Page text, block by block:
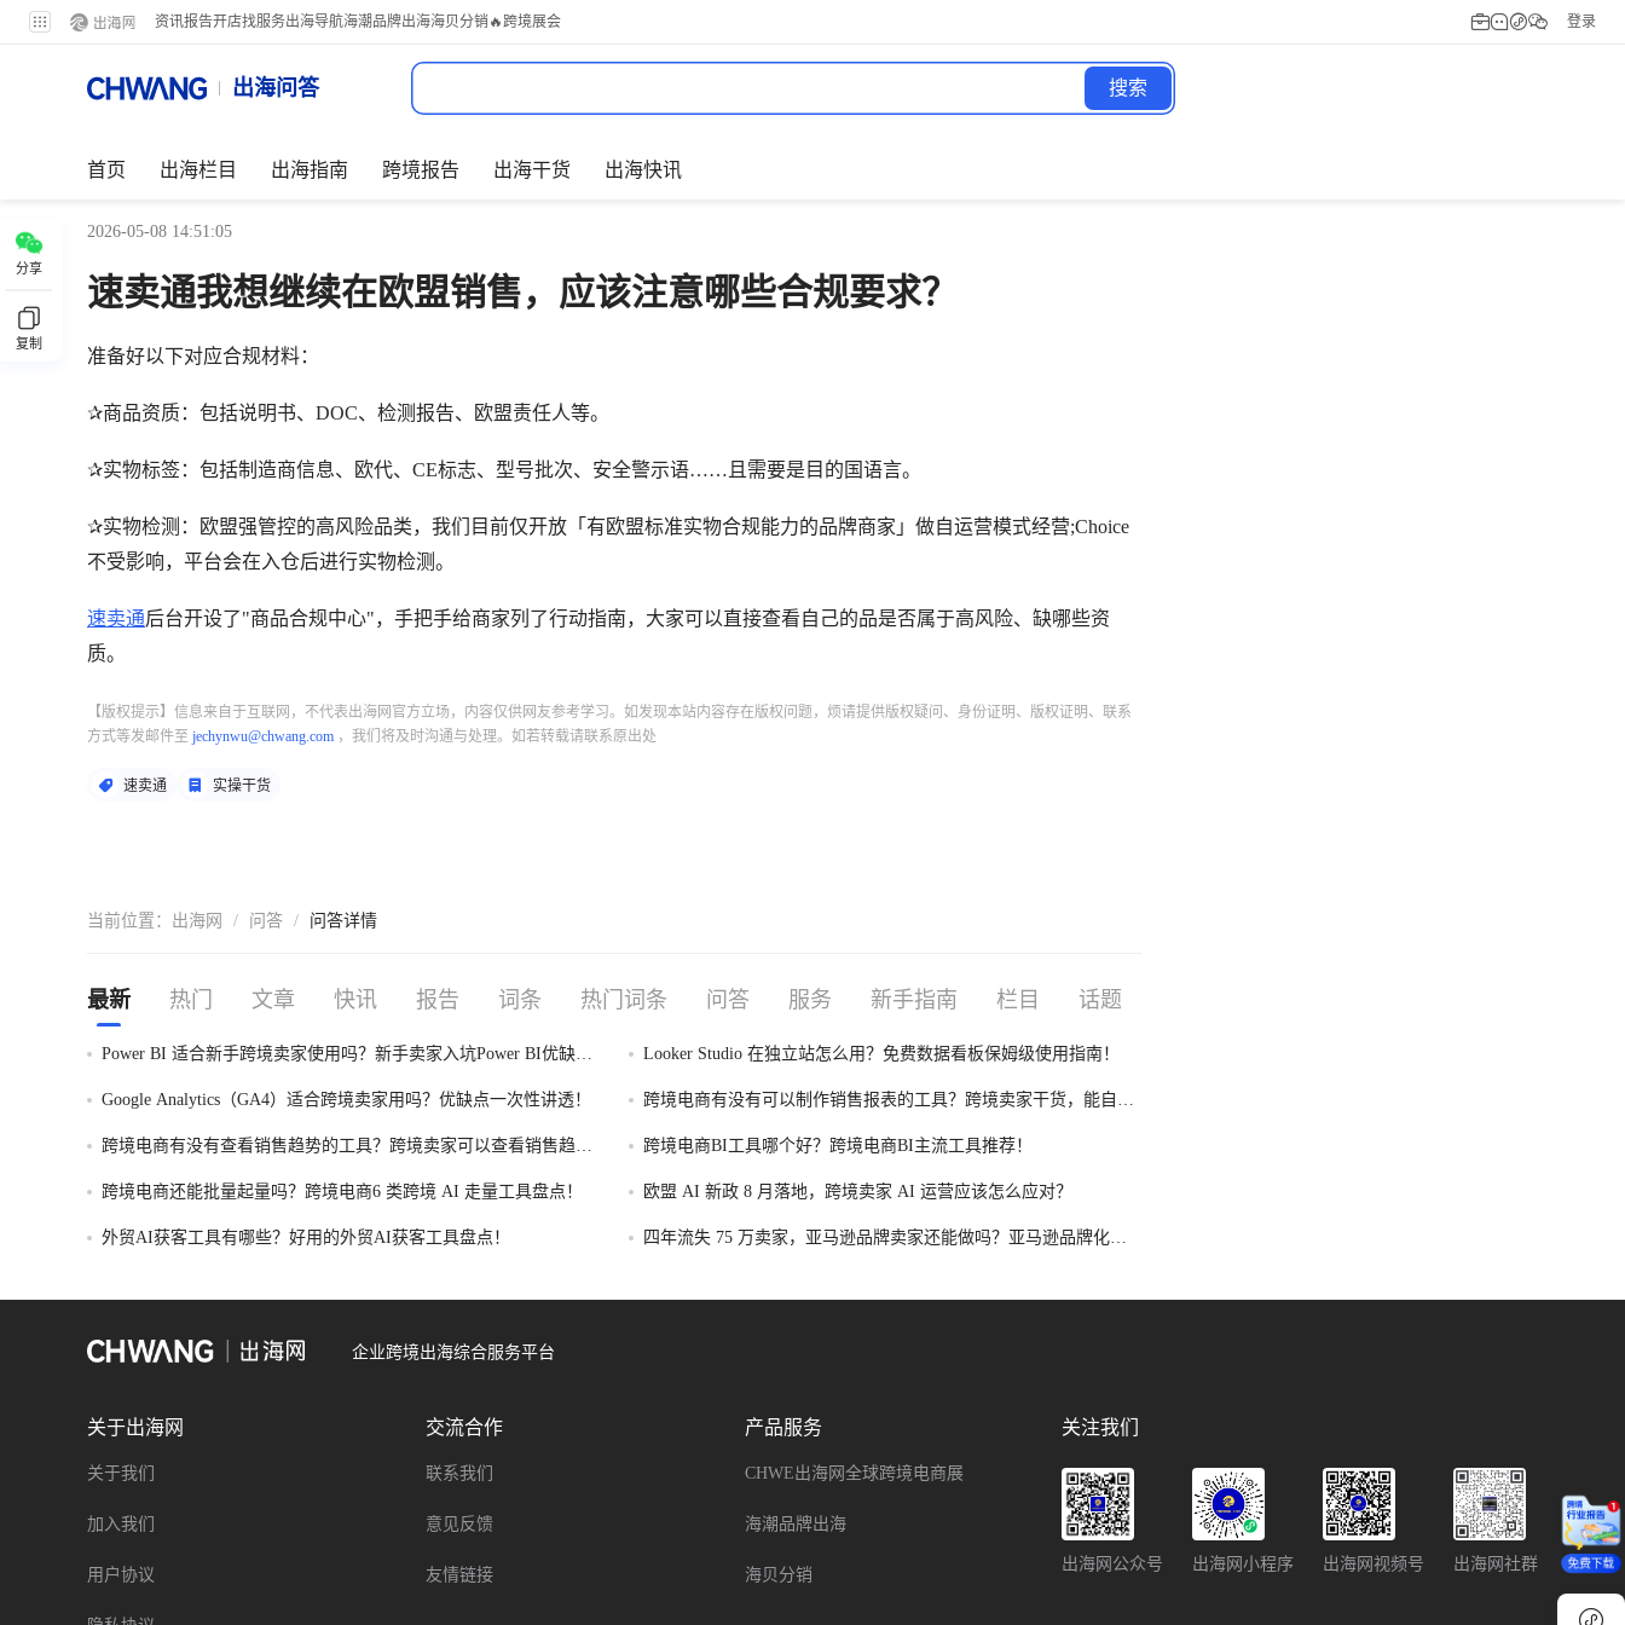
资讯报告开店找服务出海导航海潮品牌出海海贝分销 🔥跨境展会 登录
出海问答 搜索
首页 出海栏目 出海指南 跨境报告 出海干货 出海快讯
分享
复制
2026-05-08 14:51:05
速卖通我想继续在欧盟销售，应该注意哪些合规要求？
准备好以下对应合规材料：
✰商品资质：包括说明书、DOC、检测报告、欧盟责任人等。
✰实物标签：包括制造商信息、欧代、CE标志、型号批次、安全警示语……且需要是目的国语言。
✰实物检测：欧盟强管控的高风险品类，我们目前仅开放「有欧盟标准实物合规能力的品牌商家」做自运营模式经营;Choice
不受影响，平台会在入仓后进行实物检测。
速卖通后台开设了"商品合规中心"，手把手给商家列了行动指南，大家可以直接查看自己的品是否属于高风险、缺哪些资
质。
【版权提示】信息来自于互联网，不代表出海网官方立场，内容仅供网友参考学习。如发现本站内容存在版权问题，烦请提供版权疑问、身份证明、版权证明、联系
方式等发邮件至 jechynwu@chwang.com ，我们将及时沟通与处理。如若转载请联系原出处
速卖通 实操干货
当前位置： 出海网 / 问答 / 问答详情
最新 热门 文章 快讯 报告 词条 热门词条 问答 服务 新手指南 栏目 话题
Power BI 适合新手跨境卖家使用吗？新手卖家入坑Power BI优缺点
Looker Studio 在独立站怎么用？免费数据看板保姆级使用指南！
Google Analytics（GA4）适合跨境卖家用吗？优缺点一次性讲透！
跨境电商有没有可以制作销售报表的工具？跨境卖家干货，能自动
跨境电商有没有查看销售趋势的工具？跨境卖家可以查看销售趋势
跨境电商BI工具哪个好？跨境电商BI主流工具推荐！
跨境电商还能批量起量吗？跨境电商6 类跨境 AI 走量工具盘点！ 欧盟 AI 新政 8 月落地，跨境卖家 AI 运营应该怎么应对？
外贸AI获客工具有哪些？好用的外贸AI获客工具盘点！
四年流失 75 万卖家，亚马逊品牌卖家还能做吗？亚马逊品牌化生
免费下载
企业跨境出海综合服务平台
关于出海网
关于我们
加入我们
用户协议
交流合作
联系我们
意见反馈
友情链接
产品服务
CHWE出海网全球跨境电商展
海潮品牌出海
海贝分销
关注我们
出海网公众号 出海网小程序 出海网视频号 出海网社群